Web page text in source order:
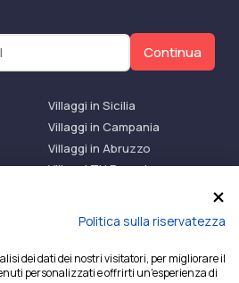
Continua
Villaggi in Sicilia
Villaggi in Campania
Villaggi in Abruzzo
Villaggi TH Resort
di Ekiwi S.r.l.
n° 2015/0133251 del
Politica sulla riservatezza
dei dati dei nostri visitatori, per migliorare il
personalizzati e offrirti un'esperienza di